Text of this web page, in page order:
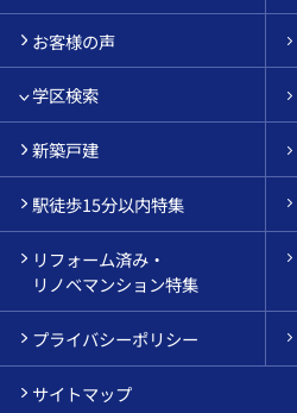
お客様の声
学区検索
新築戸建
駅徒歩15分以内特集
リフォーム済み・
リノベマンション特集
プライバシーポリシー
サイトマップ